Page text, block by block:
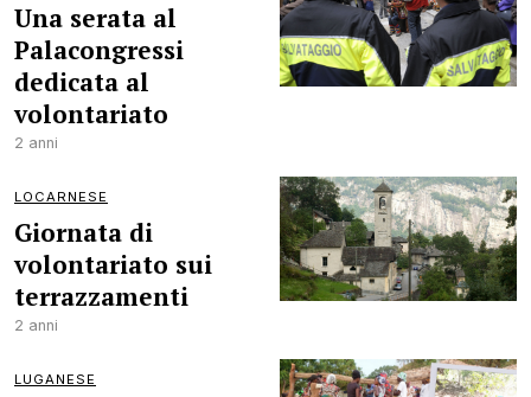
Una serata al
Palacongressi
dedicata al
volontariato
2 anni
LOCARNESE
Giornata di
volontariato sui
terrazzamenti
2 anni
LUGANESE